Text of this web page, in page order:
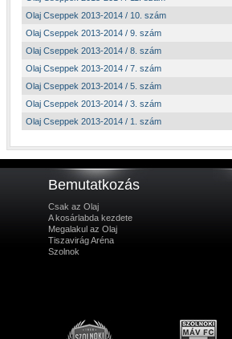
Olaj Cseppek 2013-2014 / 10. szám
Olaj Cseppek 2013-2014 / 9. szám
Olaj Cseppek 2013-2014 / 8. szám
Olaj Cseppek 2013-2014 / 7. szám
Olaj Cseppek 2013-2014 / 5. szám
Olaj Cseppek 2013-2014 / 3. szám
Olaj Cseppek 2013-2014 / 1. szám
Bemutatkozás
Csak az Olaj
A kosárlabda kezdete
Megalakul az Olaj
Tiszavirág Aréna
Szolnok